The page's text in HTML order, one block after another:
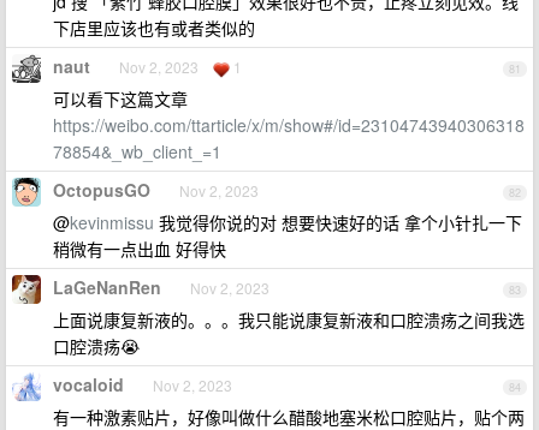
下店里应该也有或者类似的
81
naut Nov 2, 2023 1
可以看下这篇文章
https://weibo.com/ttarticle/x/m/show#/id=23104743940306318
78854&_wb_client_=1
82
OctopusGO Nov 2, 2023
@kevinmissu 我觉得你说的对 想要快速好的话 拿个小针扎一下
稍微有一点出血 好得快
83
LaGeNanRen Nov 2, 2023
上面说康复新液的。。。我只能说康复新液和口腔溃疡之间我选
口腔溃疡😭
84
vocaloid Nov 2, 2023
有一种激素贴片，好像叫做什么醋酸地塞米松口腔贴片，贴个两